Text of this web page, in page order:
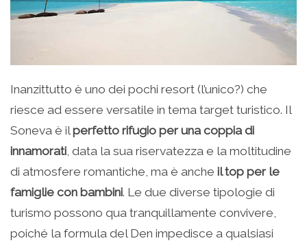
Inanzittutto è uno dei pochi resort (l’unico?) che
riesce ad essere versatile in tema target turistico. Il
Soneva è ilperfetto rifugio per una coppia di
innamorati, data la sua riservatezza e la moltitudine
di atmosfere romantiche, ma è anche il top per le
famiglie con bambini. Le due diverse tipologie di
turismo possono qua tranquillamente convivere,
poiché la formula del Den impedisce a qualsiasi